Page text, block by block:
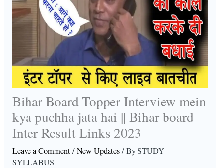
Bihar Board Topper Interview mein
kya puchha jata hai || Bihar board
Inter Result Links 2023
Leave a Comment/New Updates/ BySTUDY
SYLLABUS